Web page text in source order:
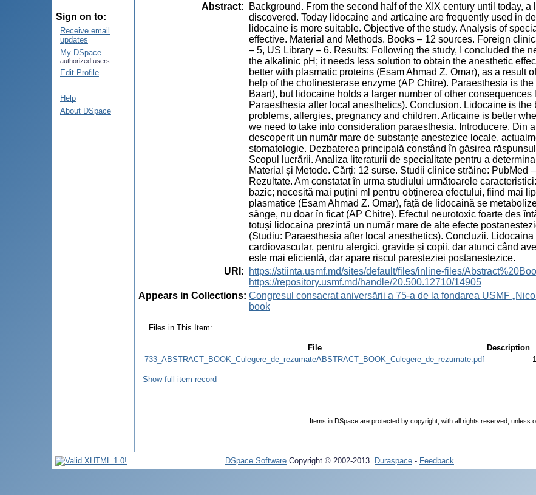
Sign on to:
Receive email
updates
My DSpace
authorized users
Edit Profile
Help
About DSpace
Abstract:
Background. From the second half of the XIX century until today,
discovered. Today lidocaine and articaine are frequently used in
lidocaine is more suitable. Objective of the study. Analysis of
effective. Material and Methods. Books – 12 sources. Foreign
– 5, US Library – 6. Results: Following the study, I concluded the
the alkalinic pH; it needs less solution to obtain the anesthetic
better with plasmatic proteins (Esam Ahmad Z. Omar), as a result
help of the cholinesterase enzyme (AP Chitre). Paraesthesia is
Baart), but lidocaine holds a larger number of other
Paraesthesia after local anesthetics). Conclusion. Lidocaine is
problems, allergies, pregnancy and children. Articaine is better
we need to take into consideration paraesthesia. Introducere. Din
descoperit un număr mare de substanțe anestezice locale,
stomatologie. Dezbaterea principală constând în găsirea
Scopul lucrării. Analiza literaturii de specialitate pentru a
Material și Metode. Cărți: 12 surse. Studii clinice străine: PubMed
Rezultate. Am constatat în urma studiului următoarele
bazic; necesită mai puțini ml pentru obținerea efectului, fiind mai
plasmatice (Esam Ahmad Z. Omar), față de lidocaină se
sânge, nu doar în ficat (AP Chitre). Efectul neurotoxic foarte des
totuși lidocaina prezintă un număr mare de alte efecte
(Studiu: Paraesthesia after local anesthetics). Concluzii.
cardiovascular, pentru alergici, gravide și copii, dar atunci când
este mai eficientă, dar apare riscul paresteziei postanestezice.
URI :
https://stiinta.usmf.md/sites/default/files/inline-files/
https://repository.usmf.md/handle/20.500.12710/14905
Appears in Collections: Congresul consacrat aniversării a 75-a de la fondarea USMF
book
Files in This Item:
File Description
733_ABSTRACT_BOOK_Culegere_de_rezumateABSTRACT_BOOK_Culegere_de_rezumate.pdf
Show full item record
Items in DSpace are protected by copyright, with all rights reserved, unless
DSpace Software Copyright © 2002-2013 Duraspace - Feedback